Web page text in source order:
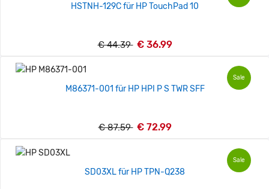
HSTNH-129C für HP TouchPad 10
€ 44.39 € 36.99
Sale
M86371-001 für HP HPI P S TWR SFF
€ 87.59 € 72.99
Sale
SD03XL für HP TPN-Q238